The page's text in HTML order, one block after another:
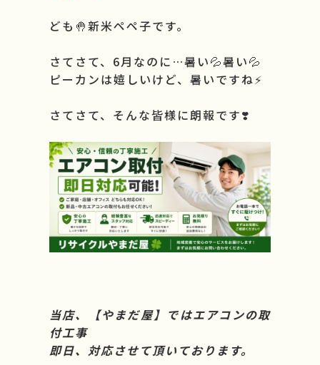
ども🤚新米ペペ子です。
さてさて、6月なのに…暑い💦暑い💦
ピーカンは嬉しいけど、暑いですね⚡
さてさて、そんな皆様に朗報です❣️
当店、【やまだ屋】ではエアコンの取
付工事
即日、対応させて頂いております。
採用情報